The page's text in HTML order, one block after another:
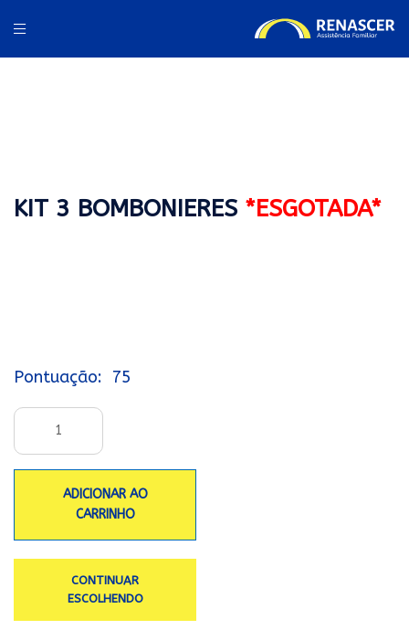
KIT 3 BOMBONIERES *ESGOTADA*
75
ADICIONAR AO
CARRINHO
CONTINUAR
ESCOLHENDO